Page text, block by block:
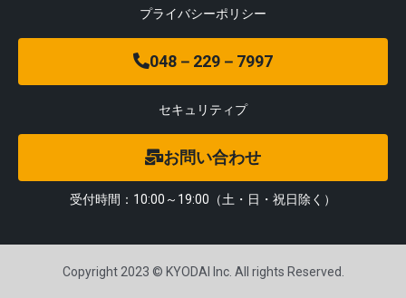
プライバシーポリシー
048－229－7997
セキュリティプ
お問い合わせ
受付時間：10:00～19:00（土・日・祝日除く）
Copyright 2023 © KYODAI Inc. All rights Reserved.